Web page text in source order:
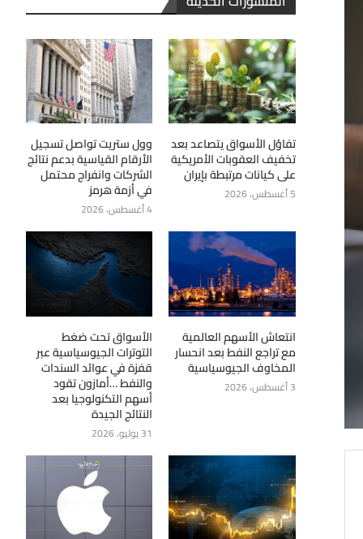
تفاؤل الأسواق يتصاعد بعد
تخفيف العقوبات الأمريكية
على كيانات مرتبطة بإيران
5 أغسطس، 2026
وول ستريت تواصل تسجيل
الأرقام القياسية بدعم نتائج
الشركات وانفراج محتمل
في أزمة هرمز
4 أغسطس، 2026
انتعاش الأسهم العالمية
مع تراجع النفط بعد انحسار
المخاوف الجيوسياسية
3 أغسطس، 2026
الأسواق تحت ضغط
التوترات الجيوسياسية عبر
قفزة في عوائد السندات
والنفط …أمازون تقود
أسهم التكنولوجيا بعد
النتائج الجيدة
31 يوليو، 2026